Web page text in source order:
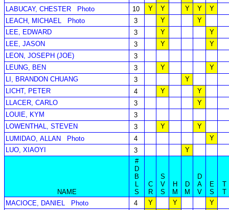
LABUCAY, CHESTER
Photo 10 Y Y Y Y
Y
LEACH, MICHAEL
Photo 3 Y
Y
LEE, EDWARD
3 Y
Y
LEE, JASON
3 Y
Y
LEON, JOSEPH (JOE)
3
LEUNG, BEN
3 Y
Y
LI, BRANDON CHUANG
3
Y
LICHT, PETER
4 Y
Y
LLACER, CARLO
3
Y
LOUIE, KYM
3
LOWENTHAL, STEVEN
3 Y
Y
LUMIDAO, ALLAN
Photo 4
Y
LUO, XIAOYI
3 Y
NAME
#
D
B
L
S
C
R
S
V
S
H
M
D
M
D
A
V
E
S
T
T
MACIOCE, DANIEL
Photo 4 Y Y
Y